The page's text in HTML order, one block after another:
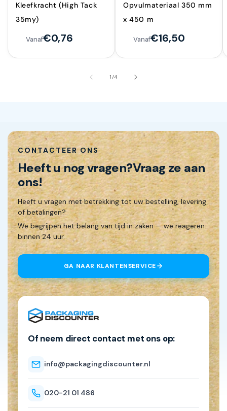
Kleefkracht (High Tack
35my)
Vanaf€0,76
Opvulmateriaal 350 mm
x 450 m
Vanaf€16,50
1/van
4
CONTACTEER ONS
Heeft u nog vragen?Vraag ze aan
ons!
Heeft u vragen met betrekking tot uw bestelling, levering
of betalingen?
We begrijpen het belang van tijd in zaken — we reageren
binnen 24 uur.
GA NAAR KLANTENSERVICE
Of neem direct contact met ons op:
info@packagingdiscounter.nl
020-21 01 486